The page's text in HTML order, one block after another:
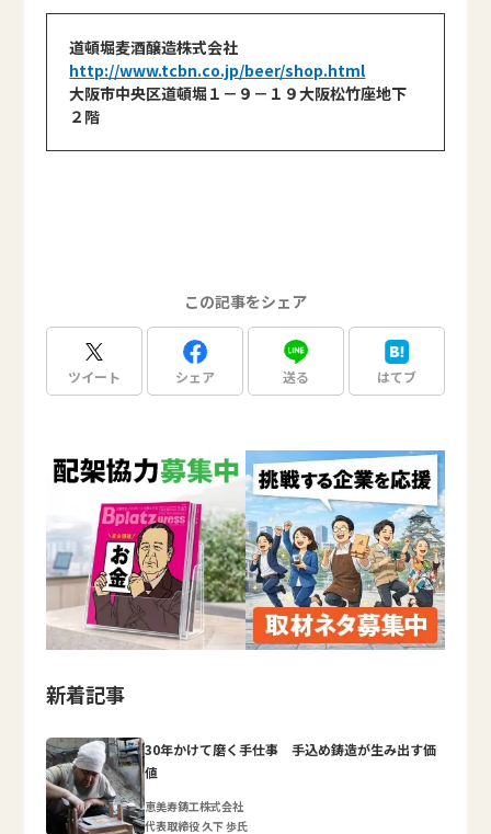
道頓堀麦酒醸造株式会社
http://www.tcbn.co.jp/beer/shop.html
大阪市中央区道頓堀１－９－１９大阪松竹座地下
２階
この記事をシェア
ツイート シェア 送る はてブ
新着記事
30年かけて磨く手仕事 手込め鋳造が生み出す価
値
恵美寿鋳工株式会社
代表取締役 久下 歩氏